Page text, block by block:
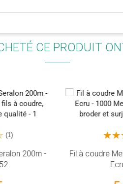
CE PRODUIT
(1)
200m -
Fil à coudre